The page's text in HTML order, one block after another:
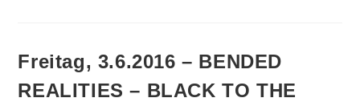
Freitag, 3.6.2016 – BENDED
REALITIES – BLACK TO THE